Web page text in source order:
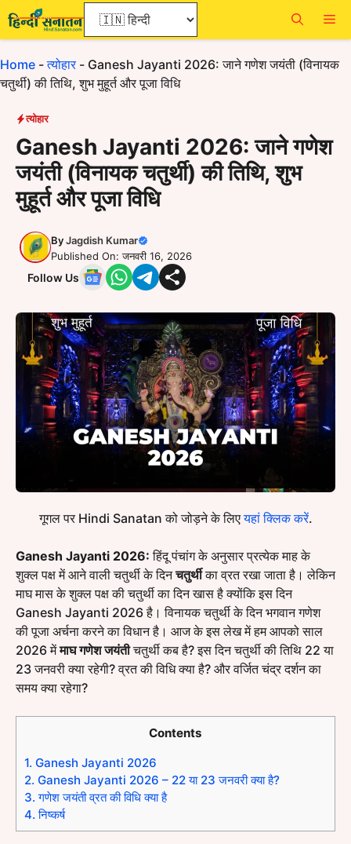
Skip
to
Home -त्योहार- Ganesh Jayanti 2026: जाने गणेश जयंती (विनायक
चतुर्थी) की तिथि, शुभ मुहूर्त और पूजा विधि
त्योहार
Ganesh Jayanti 2026: जाने गणेश
जयंती (विनायक चतुर्थी) की तिथि, शुभ
मुहूर्त और पूजा विधि
ByJagdish Kumar
Published On: जनवरी 16, 2026
Follow Us
गूगल पर Hindi Sanatan को जोड़ने के लिएयहां क्लिक करें.
Ganesh Jayanti 2026: हिंदू पंचांग के अनुसार प्रत्येक माह के
शुक्ल पक्ष में आने वाली चतुर्थी के दिनचतुर्थीका व्रत रखा जाता है। लेकिन
माघ मास के शुक्ल पक्ष की चतुर्थी का दिन खास है क्योंकि इस दिन
Ganesh Jayanti 2026 है। विनायक चतुर्थी के दिन भगवान गणेश
की पूजा अर्चना करने का विधान है। आज के इस लेख में हम आपको साल
2026 मेंमाघ गणेश जयंतीचतुर्थी कब है? इस दिन चतुर्थी की तिथि 22 या
23 जनवरी क्या रहेगी? व्रत की विधि क्या है? और वर्जित चंद्र दर्शन का
समय क्या रहेगा?
Contents
1. Ganesh Jayanti 2026
2. Ganesh Jayanti 2026 – 22 या 23 जनवरी क्या है?
3. गणेश जयंती व्रत की विधि क्या है
4. निष्कर्ष